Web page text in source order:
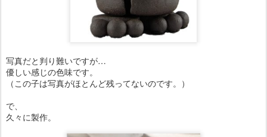
写真だと判り難いですが…
優しい感じの色味です。
（この子は写真がほとんど残ってないのです。）
で、
久々に製作。